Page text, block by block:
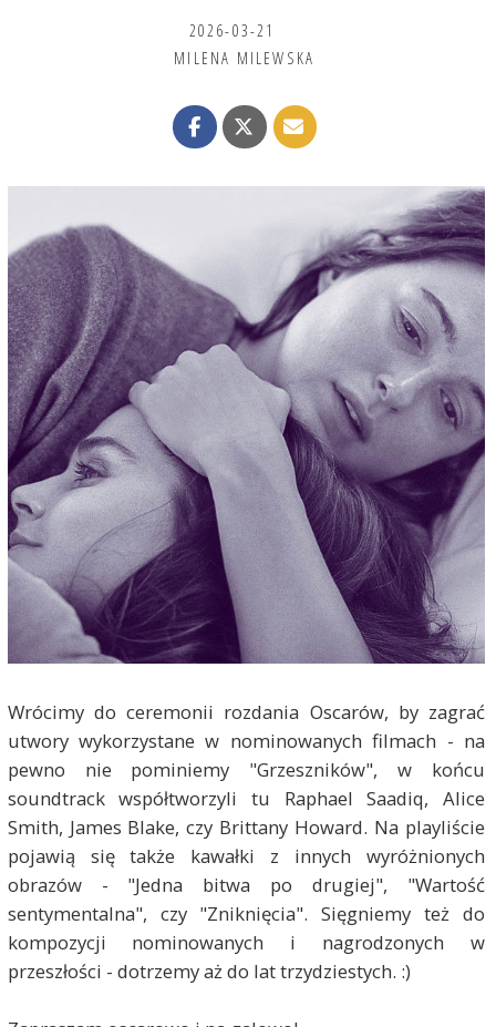
2026-03-21
MILENA MILEWSKA
Wrócimy do ceremonii rozdania Oscarów, by zagrać
utwory wykorzystane w nominowanych filmach - na
pewno nie pominiemy "Grzeszników", w końcu
soundtrack współtworzyli tu Raphael Saadiq, Alice
Smith, James Blake, czy Brittany Howard. Na playliście
pojawią się także kawałki z innych wyróżnionych
obrazów - "Jedna bitwa po drugiej", "Wartość
sentymentalna", czy "Zniknięcia". Sięgniemy też do
kompozycji nominowanych i nagrodzonych w
przeszłości - dotrzemy aż do lat trzydziestych. :)